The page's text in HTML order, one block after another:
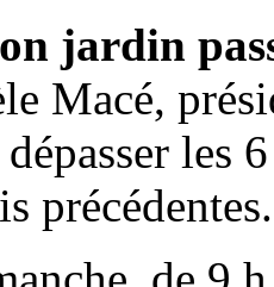
jardin
Macé,
les
précédentes.